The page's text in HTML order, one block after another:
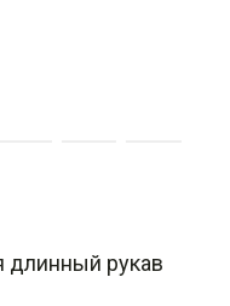
длинный рукав